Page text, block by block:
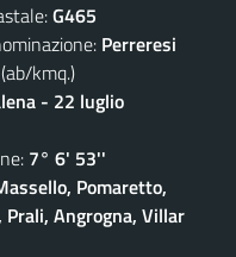
G465
Perreresi
(ab/kmq.)
- 22 luglio
7° 6' 53''
Pomaretto,
Prali, Angrogna, Villar